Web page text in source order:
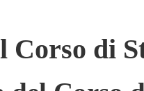
Corso di